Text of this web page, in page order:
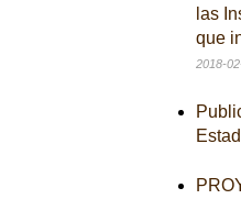
las
que
2018-